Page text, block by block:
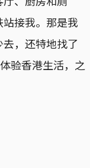
接我。那是我
，还特地找了
验香港生活，之